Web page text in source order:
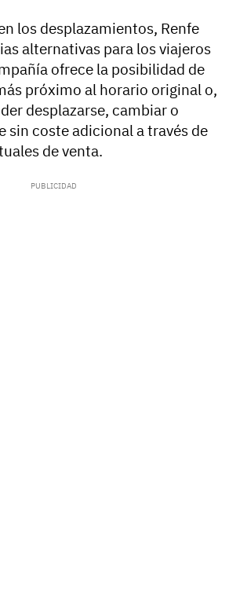
los desplazamientos, Renfe
alternativas para los viajeros
ofrece la posibilidad de
próximo al horario original o,
desplazarse, cambiar o
sin coste adicional a través de
de venta.